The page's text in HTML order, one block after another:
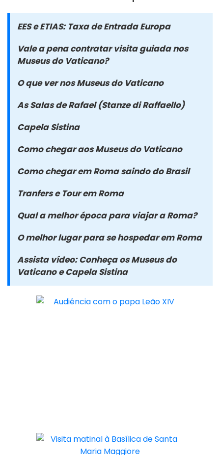
EES e ETIAS: Taxa de Entrada Europa
Vale a pena contratar visita guiada nos
Museus do Vaticano?
O que ver nos Museus do Vaticano
As Salas de Rafael (Stanze di Raffaello)
Capela Sistina
Como chegar aos Museus do Vaticano
Como chegar em Roma saindo do Brasil
Tranfers e Tour em Roma
Qual a melhor época para viajar a Roma?
O melhor lugar para se hospedar em Roma
Assista vídeo: Conheça os Museus do
Vaticano e Capela Sistina